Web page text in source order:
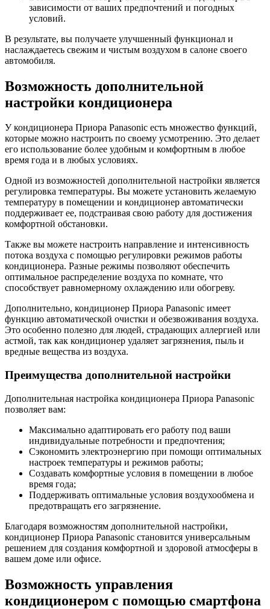
зависимости от ваших предпочтений и погодных
условий.
В результате, вы получаете улучшенный функционал и
наслаждаетесь свежим и чистым воздухом в салоне своего
автомобиля.
Возможность дополнительной
настройки кондиционера
У кондиционера Приора Panasonic есть множество функций,
которые можно настроить по своему усмотрению. Это делает
его использование более удобным и комфортным в любое
время года и в любых условиях.
Одной из возможностей дополнительной настройки является
регулировка температуры. Вы можете установить желаемую
температуру в помещении и кондиционер автоматически
поддерживает ее, подстраивая свою работу для достижения
комфортной обстановки.
Также вы можете настроить направление и интенсивность
потока воздуха с помощью регулировки режимов работы
кондиционера. Разные режимы позволяют обеспечить
оптимальное распределение воздуха по комнате, что
способствует равномерному охлаждению или обогреву.
Дополнительно, кондиционер Приора Panasonic имеет
функцию автоматической очистки и обезвоживания воздуха.
Это особенно полезно для людей, страдающих аллергией или
астмой, так как кондиционер удаляет загрязнения, пыль и
вредные вещества из воздуха.
Преимущества дополнительной настройки
Дополнительная настройка кондиционера Приора Panasonic
позволяет вам:
Максимально адаптировать его работу под ваши
индивидуальные потребности и предпочтения;
Сэкономить электроэнергию при помощи оптимальных
настроек температуры и режимов работы;
Создавать комфортные условия в помещении в любое
время года;
Поддерживать оптимальные условия воздухообмена и
предотвращать его загрязнение.
Благодаря возможностям дополнительной настройки,
кондиционер Приора Panasonic становится универсальным
решением для создания комфортной и здоровой атмосферы в
вашем доме или офисе.
Возможность управления
кондиционером с помощью смартфона